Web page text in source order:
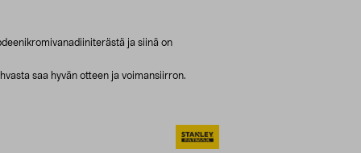
ja siinä on
saa hyvän otteen ja voimansiirron.